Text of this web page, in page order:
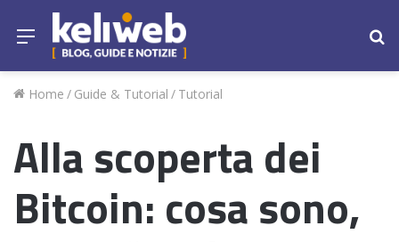
Menu
Home / Guide & Tutorial / Tutorial
Alla scoperta dei
Bitcoin: cosa sono,